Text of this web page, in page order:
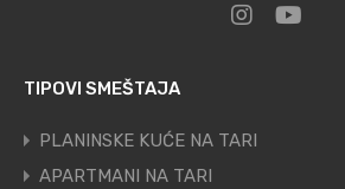
TIPOVI SMEŠTAJA
PLANINSKE KUĆE NA TARI
APARTMANI NA TARI